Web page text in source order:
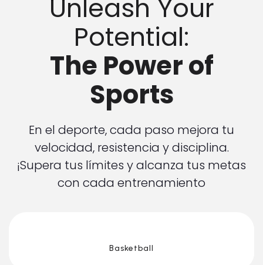
Unleash Your
Potential:
The Power of
Sports
En el deporte, cada paso mejora tu
velocidad, resistencia y disciplina.
¡Supera tus límites y alcanza tus metas
con cada entrenamiento
Basketball